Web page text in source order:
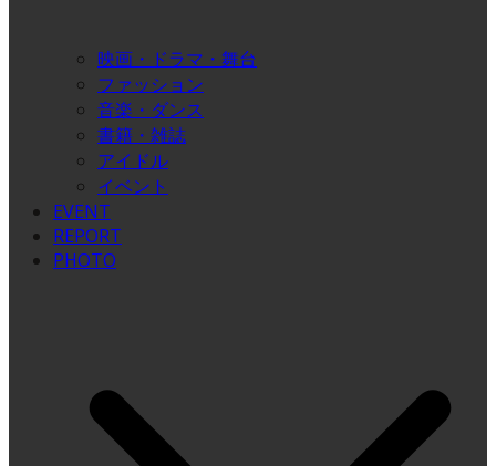
映画・ドラマ・舞台
ファッション
音楽・ダンス
書籍・雑誌
アイドル
イベント
EVENT
REPORT
PHOTO